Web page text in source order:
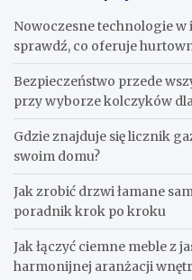
Nowoczesne technologie
sprawdź, co oferuje
Bezpieczeństwo przede
przy wyborze kolczyków
Gdzie znajduje się licznik
swoim domu?
Jak zrobić drzwi łamane
poradnik krok po kroku
Jak łączyć ciemne meble z
harmonijnej aranżacji